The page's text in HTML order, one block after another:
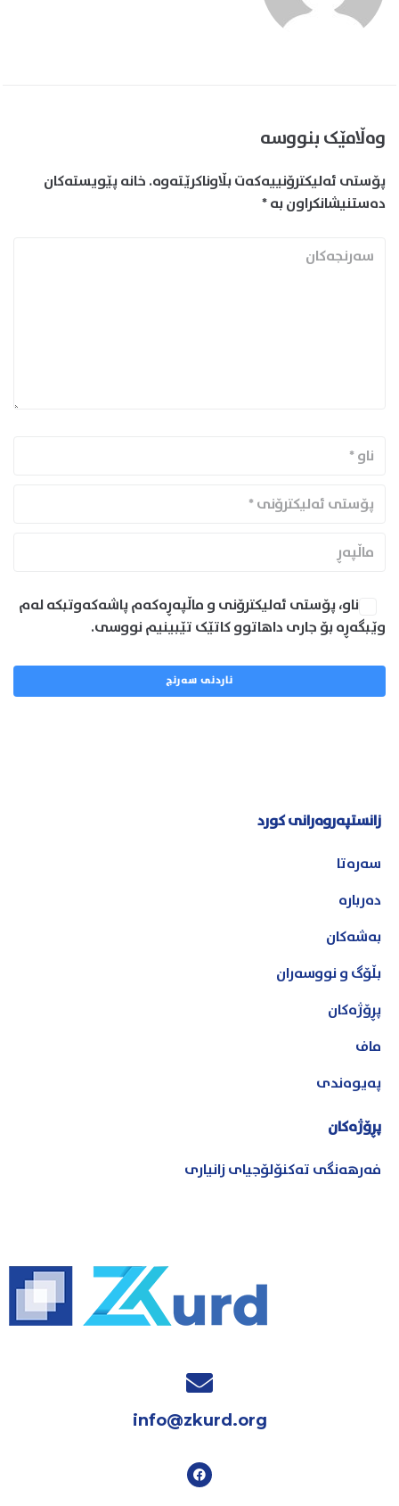
وەڵامێک بنووسە
پۆستی ئەلیکترۆنییەکەت بڵاوناکرێتەوە.خانە پێویستەکان
دەستنیشانکراون بە*
ناو، پۆستی ئەلیکترۆنی و ماڵپەڕەکەم پاشەکەوتبکە لەم
وێبگەڕە بۆ جاری داهاتوو کاتێک تێبینیم نووسی.
زانستپەروەرانی کورد
سەرەتا
دەربارە
بەشەکان
بڵۆگ و نووسەران
پڕۆژەکان
ماف
پەیوەندی
پڕۆژەکان
فەرهەنگی تەکنۆلۆجیای زانیاری
info@zkurd.org